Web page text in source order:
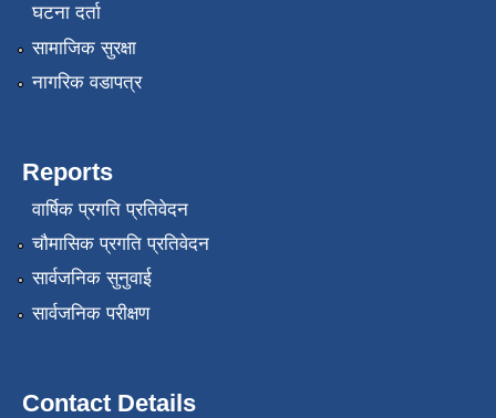
घटना दर्ता
सामाजिक सुरक्षा
नागरिक वडापत्र
Reports
वार्षिक प्रगति प्रतिवेदन
चौमासिक प्रगति प्रतिवेदन
सार्वजनिक सुनुवाई
सार्वजनिक परीक्षण
Contact Details